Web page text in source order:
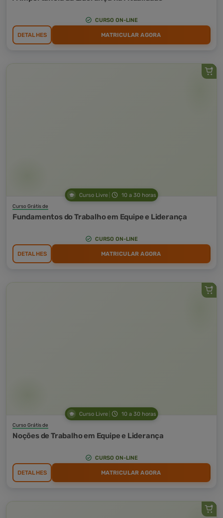
CURSO ON-LINE
DETALHES MATRICULAR AGORA
Curso Livre 10 a 30 horas
Curso Grátis de
Fundamentos do Trabalho em Equipe e Liderança
CURSO ON-LINE
DETALHES MATRICULAR AGORA
Curso Livre 10 a 30 horas
Curso Grátis de
Noções de Trabalho em Equipe e Liderança
CURSO ON-LINE
DETALHES MATRICULAR AGORA